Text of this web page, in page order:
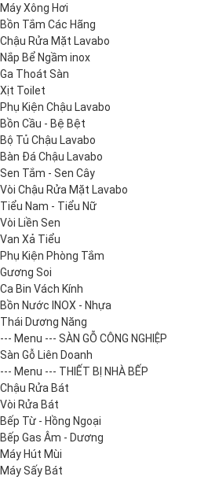
Máy Xông Hơi
Bồn Tắm Các Hãng
Chậu Rửa Mặt Lavabo
Nắp Bể Ngầm inox
Ga Thoát Sàn
Xịt Toilet
Phụ Kiện Chậu Lavabo
Bồn Cầu - Bệ Bệt
Bộ Tủ Chậu Lavabo
Bàn Đá Chậu Lavabo
Sen Tắm - Sen Cây
Vòi Chậu Rửa Mặt Lavabo
Tiểu Nam - Tiểu Nữ
Vòi Liền Sen
Van Xả Tiểu
Phụ Kiện Phòng Tắm
Gương Soi
Ca Bin Vách Kính
Bồn Nước INOX - Nhựa
Thái Dương Năng
--- Menu --- SÀN GỖ CÔNG NGHIỆP
Sàn Gỗ Liên Doanh
--- Menu --- THIẾT BỊ NHÀ BẾP
Chậu Rửa Bát
Vòi Rửa Bát
Bếp Từ - Hồng Ngoại
Bếp Gas Âm - Dương
Máy Hút Mùi
Máy Sấy Bát